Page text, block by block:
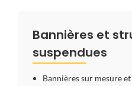
Bannières et
suspendues
Bannières sur mesure